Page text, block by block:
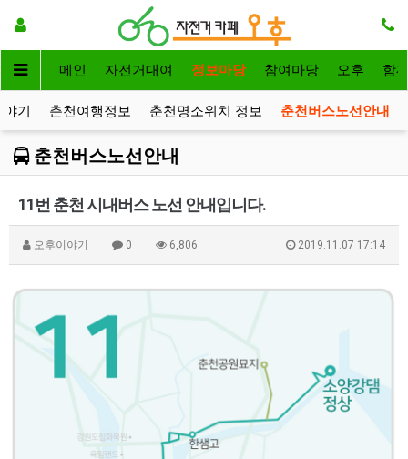
메인 자전거대여 정보마당 참여마당 오후 함
기 춘천여행정보 춘천명소위치 정보 춘천버스노선안내
춘천버스노선안내
11번 춘천 시내버스 노선 안내입니다.
오후이야기 0 6,806 2019.11.07 17:14